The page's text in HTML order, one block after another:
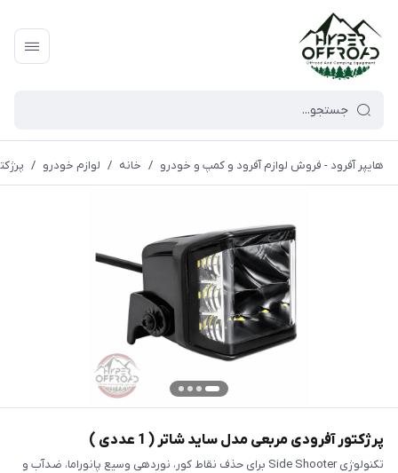
هایپر آفرود - فروش لوازم آفرود و کمپ و خودرو / خانه / لوازم خودرو /
پرژکتور آفرودی مربعی مدل ساید شاتر ( 1 عددی )
تکنولوژی Side Shooter برای حذف نقاط کور، نوردهی وسیع پانوراما، ضدآب و